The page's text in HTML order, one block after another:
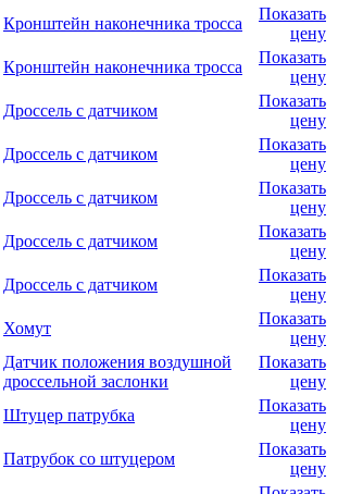
Кронштейн наконечника тросса
Показать
цену
Кронштейн наконечника тросса
Показать
цену
Дроссель с датчиком
Показать
цену
Дроссель с датчиком
Показать
цену
Дроссель с датчиком
Показать
цену
Дроссель с датчиком
Показать
цену
Дроссель с датчиком
Показать
цену
Хомут
Показать
цену
Датчик положения воздушной
дроссельной заслонки
Показать
цену
Штуцер патрубка
Показать
цену
Патрубок со штуцером
Показать
цену